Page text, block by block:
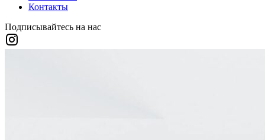
Контакты
Подписывайтесь на нас